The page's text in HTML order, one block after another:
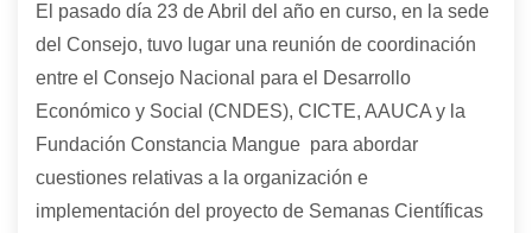
El pasado día 23 de Abril del año en curso, en la sede
del Consejo, tuvo lugar una reunión de coordinación
entre el Consejo Nacional para el Desarrollo
Económico y Social (CNDES), CICTE, AAUCA y la
Fundación Constancia Mangue para abordar
cuestiones relativas a la organización e
implementación del proyecto de Semanas Científicas